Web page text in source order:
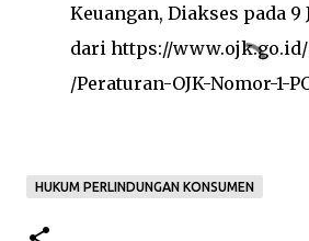
Keuangan, Diakses pada 9
dari https://
/Peraturan-OJK-Nomor-1-
HUKUM PERLINDUNGAN KONSUMEN